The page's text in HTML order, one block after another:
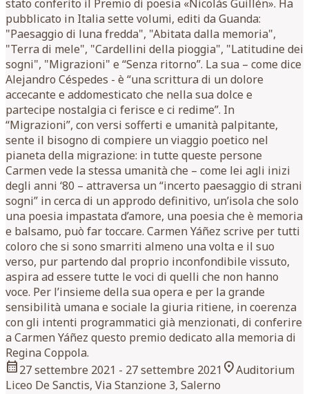
stato conferito il Premio di poesia «Nicolás Guillén». Ha
pubblicato in Italia sette volumi, editi da Guanda:
"Paesaggio di luna fredda", "Abitata dalla memoria",
"Terra di mele", "Cardellini della pioggia", "Latitudine dei
sogni", "Migrazioni" e “Senza ritorno”. La sua – come dice
Alejandro Céspedes - è “una scrittura di un dolore
accecante e addomesticato che nella sua dolce e
partecipe nostalgia ci ferisce e ci redime”. In
“Migrazioni”, con versi sofferti e umanità palpitante,
sente il bisogno di compiere un viaggio poetico nel
pianeta della migrazione: in tutte queste persone
Carmen vede la stessa umanità che – come lei agli inizi
degli anni ‘80 – attraversa un “incerto paesaggio di strani
sogni” in cerca di un approdo definitivo, un’isola che solo
una poesia impastata d’amore, una poesia che è memoria
e balsamo, può far toccare. Carmen Yáñez scrive per tutti
coloro che si sono smarriti almeno una volta e il suo
verso, pur partendo dal proprio inconfondibile vissuto,
aspira ad essere tutte le voci di quelli che non hanno
voce. Per l’insieme della sua opera e per la grande
sensibilità umana e sociale la giuria ritiene, in coerenza
con gli intenti programmatici già menzionati, di conferire
a Carmen Yáñez questo premio dedicato alla memoria di
Regina Coppola.
calendar_month27 settembre 2021 - 27 settembre 2021 location_onAuditorium
Liceo De Sanctis, Via Stanzione 3, Salerno